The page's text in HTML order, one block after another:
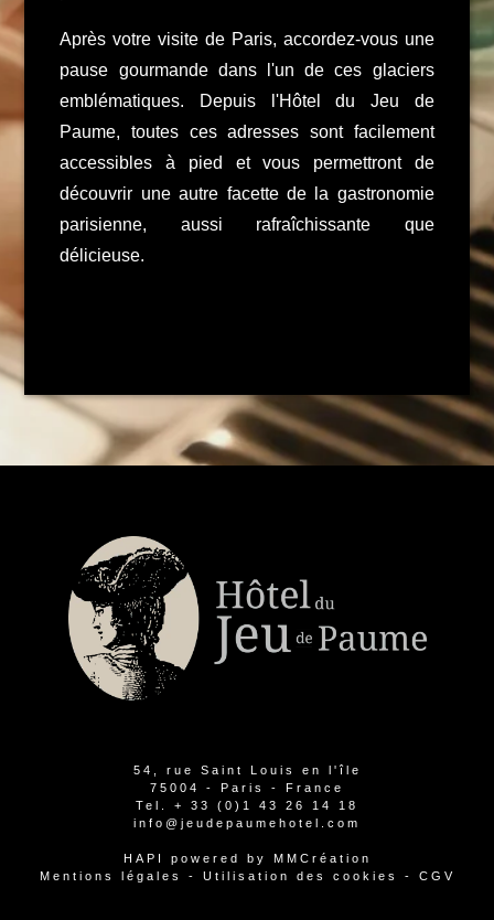
Après votre visite de Paris, accordez-vous une
pause gourmande dans l'un de ces glaciers
emblématiques. Depuis l'Hôtel du Jeu de
Paume, toutes ces adresses sont facilement
accessibles à pied et vous permettront de
découvrir une autre facette de la gastronomie
parisienne, aussi rafraîchissante que
délicieuse.
54, rue Saint Louis en l'île
75004 - Paris - France
Tel. + 33 (0)1 43 26 14 18
info@jeudepaumehotel.com
HAPI powered by
MMCréation
Mentions légales
- Utilisation des cookies - CGV